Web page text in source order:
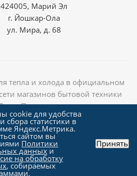
424005, Марий Эл
г. Йошкар-Ола
ул. Мира, д. 68
тепла и холода в официальном
магазинов бытовой техники
и Пламень»
сайта компания
"Алроникс"
cookie для удобства
сбора статистики в
Яндекс.Метрика.
сайтом вы
Политики
данных и
на обработку
, собираемых
Принять